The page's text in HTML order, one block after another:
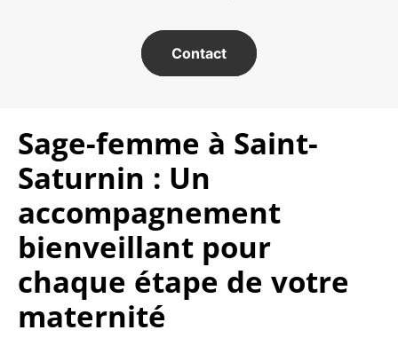
Contact
Sage-femme à Saint-
Saturnin : Un
accompagnement
bienveillant pour
chaque étape de votre
maternité